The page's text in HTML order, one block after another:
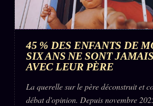
45 % DES ENFANTS DE
SIX ANS NE SONT
AVEC LEUR PÈRE
La querelle sur le père déconstruit et
débat d'opinion. Depuis novembre